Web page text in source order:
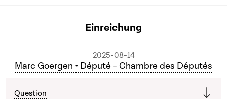
Einreichung
2025-08-14
Marc Goergen • Député - Chambre des Députés
Question